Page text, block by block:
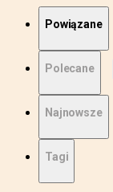
Powiązane
Polecane
Najnowsze
Tagi